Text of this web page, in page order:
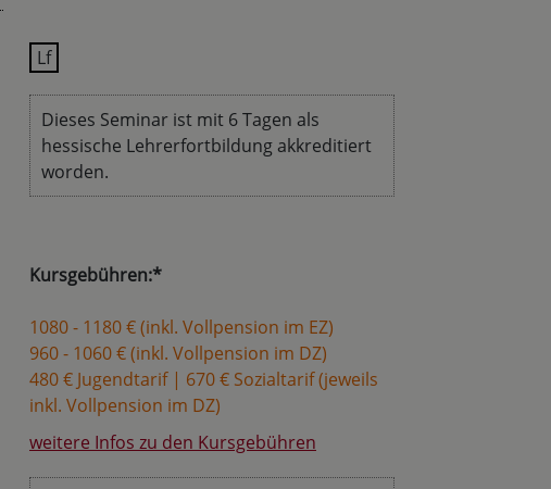
Lf
Dieses Seminar ist mit 6 Tagen als
hessische Lehrerfortbildung akkreditiert
worden.
Kursgebühren:*
1080 - 1180 € (inkl. Vollpension im EZ)
960 - 1060 € (inkl. Vollpension im DZ)
480 € Jugendtarif | 670 € Sozialtarif (jeweils
inkl. Vollpension im DZ)
weitere Infos zu den Kursgebühren